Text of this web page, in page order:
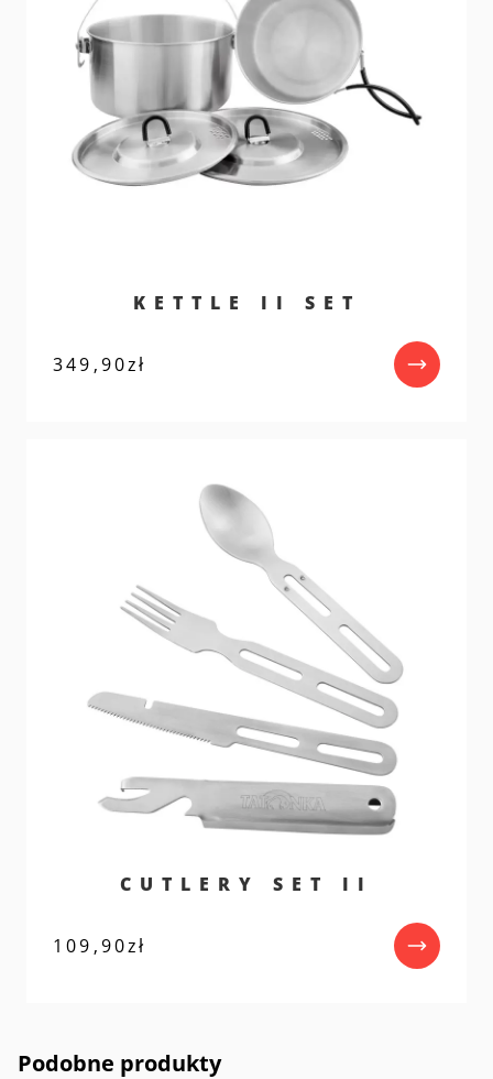
KETTLE II SET
349,90zł
CUTLERY SET II
109,90zł
Podobne produkty